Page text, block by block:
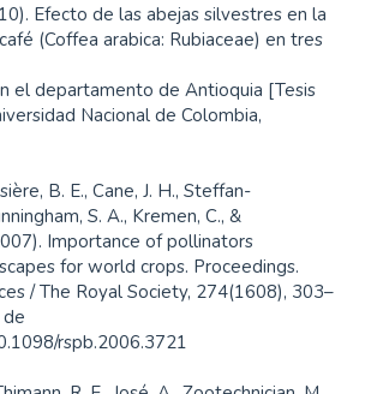
Efecto de las abejas silvestres en la
(Coffea arabica: Rubiaceae) en tres
el departamento de Antioquia [Tesis
Nacional de Colombia,
B. E., Cane, J. H., Steffan-
S. A., Kremen, C., &
Importance of pollinators
for world crops. Proceedings.
/ The Royal Society, 274(1608), 303–
rspb.2006.3721